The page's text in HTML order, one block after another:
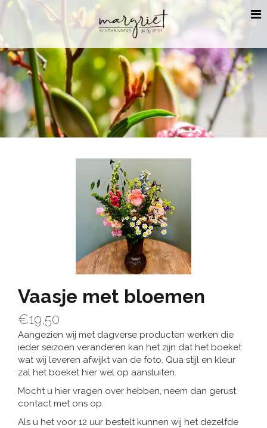
Vaasje met bloemen
€19,50
Aangezien wij met dagverse producten werken die
ieder seizoen veranderen kan het zijn dat het boeket
wat wij leveren afwijkt van de foto. Qua stijl en kleur
zal het boeket hier wel op aansluiten.
Mocht u hier vragen over hebben, neem dan gerust
contact met ons op.
Als u het voor 12 uur bestelt kunnen wij het dezelfde